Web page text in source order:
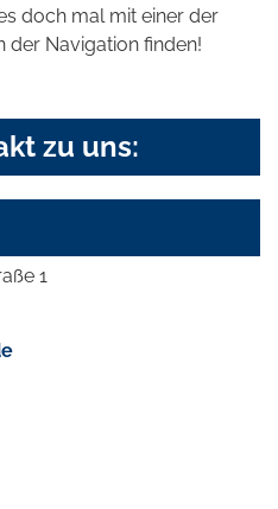
doch mal mit einer der
der Navigation finden!
zu uns:
1